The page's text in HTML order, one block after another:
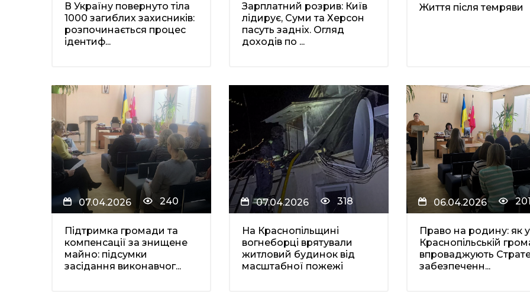
В Україну повернуто тіла
1000 загиблих захисників:
розпочинається процес
ідентиф...
Зарплатний розрив: Київ
лідирує, Суми та Херсон
пасуть задніх. Огляд
доходів по ...
Життя після темряви
07.04.2026 240
Підтримка громади та
компенсації за знищене
майно: підсумки
засідання виконавчог...
07.04.2026 318
На Краснопільщині
вогнеборці врятували
житловий будинок від
масштабної пожежі
06.04.2026 201
Право на родину: як у
Краснопільській
впроваджують
забезпеченн...